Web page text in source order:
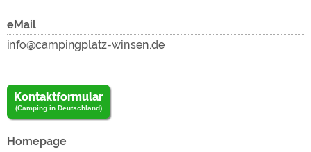
eMail
Kontaktformular
(Camping in Deutschland)
Homepage